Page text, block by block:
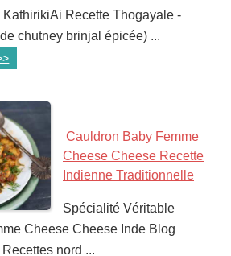
Recette Thogayale -
chutney brinjal épicée) ...
Cauldron Baby Femme
Cheese Cheese Recette
Indienne Traditionnelle
Spécialité Véritable
Cheese Cheese Inde Blog
nord ...